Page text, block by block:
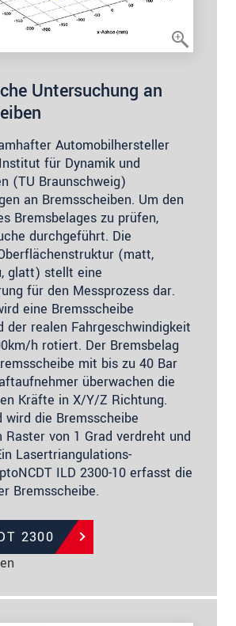
Untersuchung an
Automobilhersteller
für Dynamik und
(TU Braunschweig)
an Bremsscheiben. Um den
Bremsbelages zu prüfen,
durchgeführt. Die
(matt,
glatt) stellt eine
für den Messprozess dar.
eine Bremsscheibe
der realen Fahrgeschwindigkeit
h rotiert. Der Bremsbelag
mit bis zu 40 Bar
überwachen die
Kräfte in X/Y/Z Richtung.
wird die Bremsscheibe
Raster von 1 Grad verdreht und
Lasertriangulations-
ILD 2300-10 erfasst die
Bremsscheibe.
2300